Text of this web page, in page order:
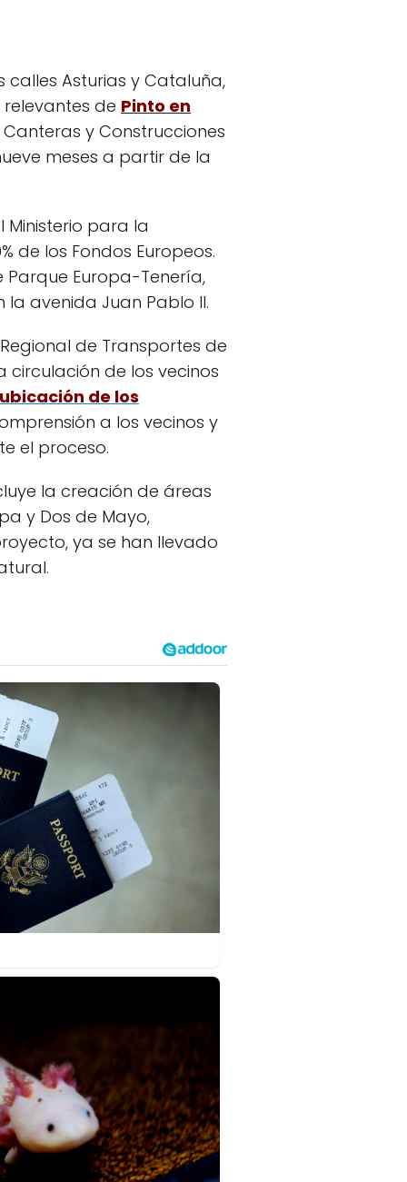
calles Asturias y Cataluña,
de Pinto en
y Construcciones
meses a partir de la
para la
de los Fondos Europeos.
Europa-Tenería,
avenida Juan Pablo II.
de Transportes de
de los vecinos
de los
a los vecinos y
el proceso.
la creación de áreas
y Dos de Mayo,
ya se han llevado